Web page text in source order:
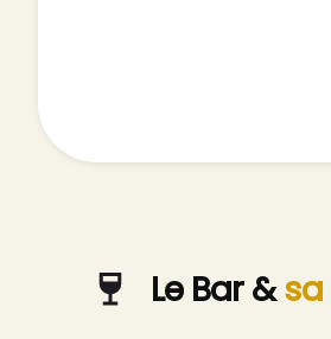
Le Bar &